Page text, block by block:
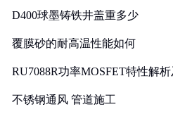
D400球墨铸铁井盖重多少
覆膜砂的耐高温性能如何
RU7088R功率MOSFET特性解
不锈钢通风 管道施工